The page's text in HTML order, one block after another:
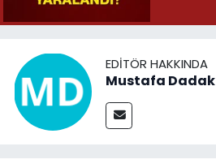
EDITÖR HAKKINDA
Mustafa Dadak